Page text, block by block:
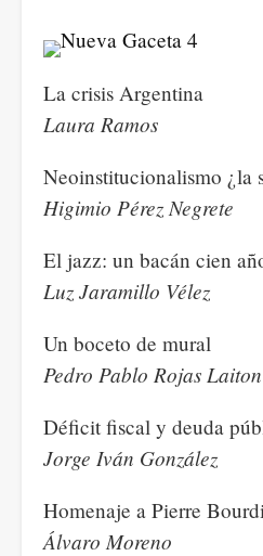
La crisis Argentina
Laura Ramos
Neoinstitucionalismo ¿la
Higimio Pérez Negrete
El jazz: un bacán cien
Luz Jaramillo Vélez
Un boceto de mural
Pedro Pablo Rojas Laiton
Déficit fiscal y deuda
Jorge Iván González
Homenaje a Pierre
Álvaro Moreno